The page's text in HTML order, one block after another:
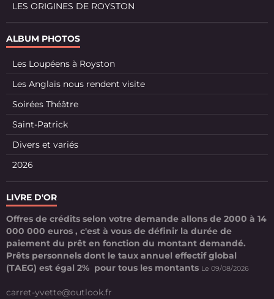
LES ORIGINES DE ROYSTON
ALBUM PHOTOS
Les Loupéens à Royston
Les Anglais nous rendent visite
Soirées Théâtre
Saint-Patrick
Divers et variés
2026
LIVRE D'OR
Offres de crédits selon votre demande allons de 2000 à 14
000 000 euros , c'est à vous de définir la durée de
paiement du prêt en fonction du montant demandé.
Prêts personnels dont le taux annuel effectif global
(TAEG) est égal 2% pour tous les montants Le 09/08/2026
carret-yvette@outlook.fr